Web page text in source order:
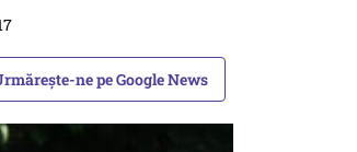
ne pe Google News